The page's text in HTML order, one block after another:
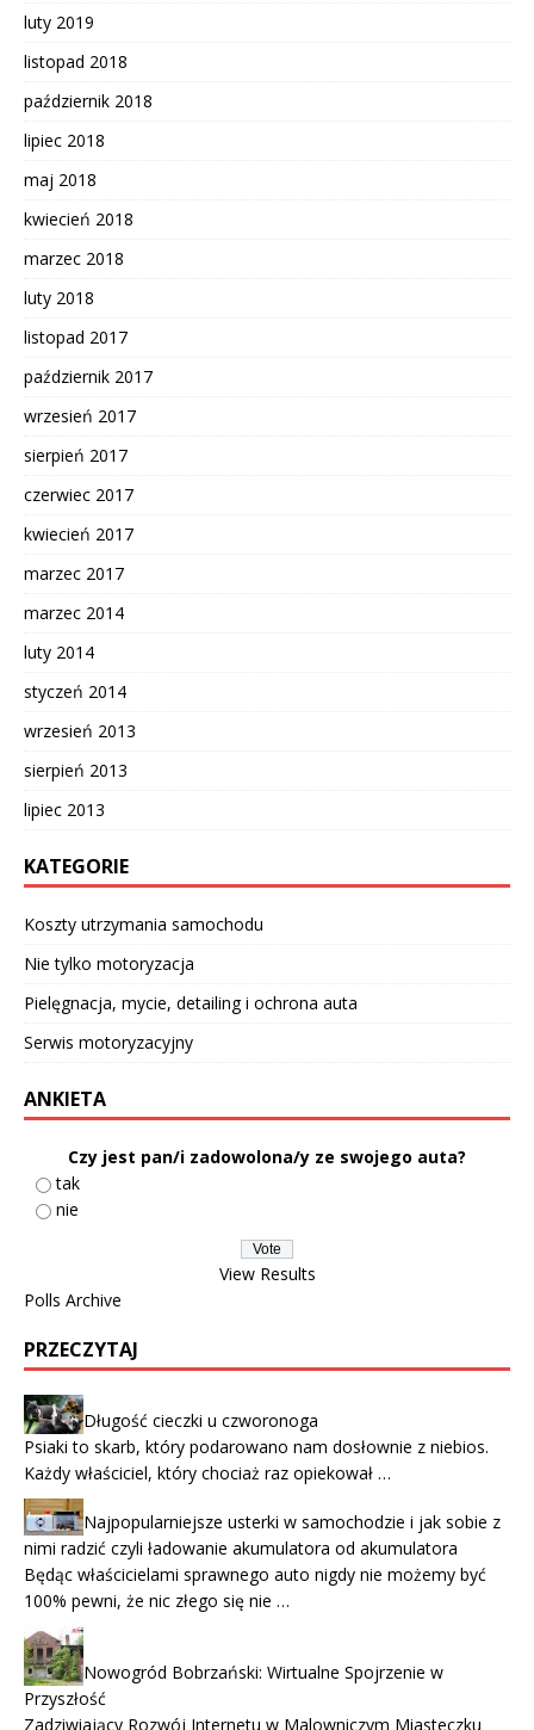
luty 2019
listopad 2018
październik 2018
lipiec 2018
maj 2018
kwiecień 2018
marzec 2018
luty 2018
listopad 2017
październik 2017
wrzesień 2017
sierpień 2017
czerwiec 2017
kwiecień 2017
marzec 2017
marzec 2014
luty 2014
styczeń 2014
wrzesień 2013
sierpień 2013
lipiec 2013
KATEGORIE
Koszty utrzymania samochodu
Nie tylko motoryzacja
Pielęgnacja, mycie, detailing i ochrona auta
Serwis motoryzacyjny
ANKIETA
Czy jest pan/i zadowolona/y ze swojego auta?
tak
nie
View Results
Polls Archive
PRZECZYTAJ
Długość cieczki u czworonoga
Psiaki to skarb, który podarowano nam dosłownie z niebios.
Każdy właściciel, który chociaż raz opiekował …
Najpopularniejsze usterki w samochodzie i jak sobie z
nimi radzić czyli ładowanie akumulatora od akumulatora
Będąc właścicielami sprawnego auto nigdy nie możemy być
100% pewni, że nic złego się nie …
Nowogród Bobrzański: Wirtualne Spojrzenie w
Przyszłość
Zadziwiający Rozwój Internetu w Malowniczym Miasteczku